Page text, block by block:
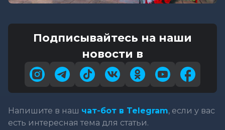
Подписывайтесь на наши
новости в
Напишите в наш чат-бот в Telegram, если у вас
есть интересная тема для статьи.